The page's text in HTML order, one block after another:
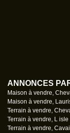
ANNONCES
Maison à vendre,
Maison à vendre,
Terrain à vendre,
Terrain à vendre, L
Terrain à vendre,